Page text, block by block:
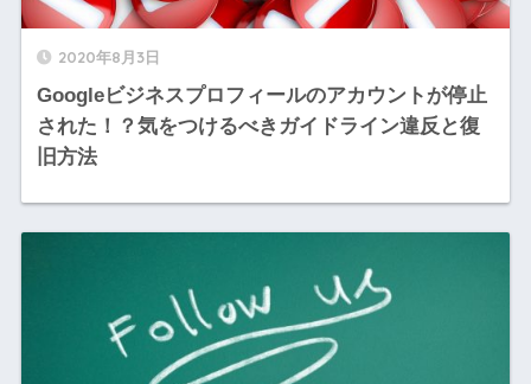
2020年8月3日
Googleビジネスプロフィールのアカウントが停止
された！？気をつけるべきガイドライン違反と復
旧方法